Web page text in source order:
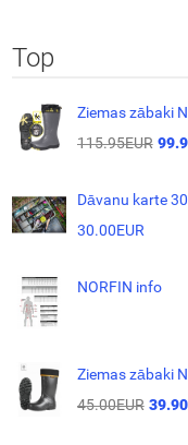
Top
Ziemas zābaki
115.95EUR
Dāvanu karte
30.00EUR
NORFIN info
Ziemas zābaki
45.00EUR